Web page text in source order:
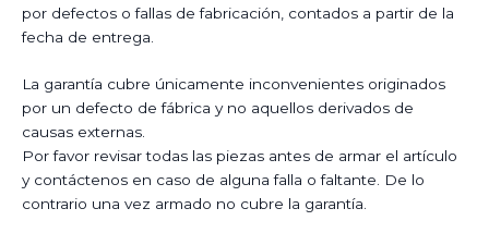
por defectos o fallas de fabricación, contados a partir de la
fecha de entrega.
La garantía cubre únicamente inconvenientes originados
por un defecto de fábrica y no aquellos derivados de
causas externas.
Por favor revisar todas las piezas antes de armar el artículo
y contáctenos en caso de alguna falla o faltante. De lo
contrario una vez armado no cubre la garantía.